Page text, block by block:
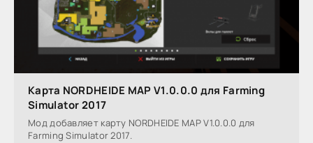
Карта NORDHEIDE MAP V1.0.0.0 для Farming
Simulator 2017
Мод добавляет карту NORDHEIDE MAP V1.0.0.0 для
Farming Simulator 2017.